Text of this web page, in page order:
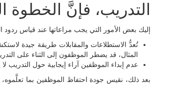
التدريب، فإنَّ الخطوة
إليك بعض الأمور التي يجب مراعاتها عند قياس ردود
تُعدُّ الاستطلاعات والمقابلات طريقة جيدة
المثال، قد يضطر الموظفون إلى الثناء على
عدم إبداء الموظفين آراء إيجابية حول التدريب
بعد ذلك، نقيس جودة احتفاظ الموظفين بما تعلَّموه،